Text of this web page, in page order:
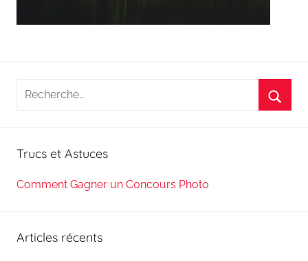
Recherche
Trucs et Astuces
Comment Gagner un Concours Photo
Articles récents